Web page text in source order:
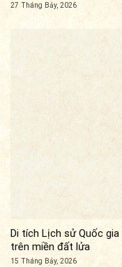
27 Tháng Bảy, 2026
Di tích Lịch sử Quốc
trên miền đất lửa
15 Tháng Bảy, 2026